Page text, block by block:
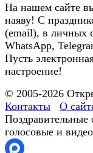
На нашем сайте
наяву! С
(email), в личных
WhatsApp,
Пусть
настроение!
© 2005-2026
Контакты
О
голосовые и